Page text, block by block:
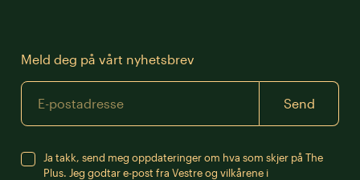
Meld deg på vårt nyhetsbrev
Email
Send
Ja takk, send meg oppdateringer om hva som skjer på The
Plus. Jeg godtar e-post fra Vestre og vilkårene i